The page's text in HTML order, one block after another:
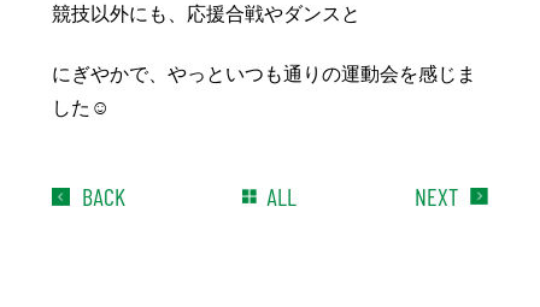
競技以外にも、応援合戦やダンスと
にぎやかで、やっといつも通りの運動会を感じま
した☺
BACK ALL NEXT